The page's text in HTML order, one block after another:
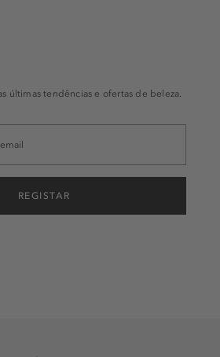
últimas tendências e ofertas de beleza.
REGISTAR